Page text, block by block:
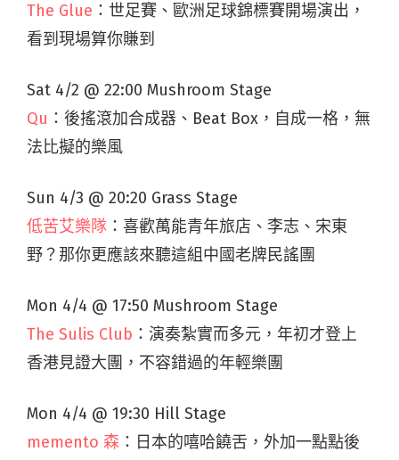
The Glue ：世足賽、歐洲足球錦標賽開場演出，
看到現場算你賺到
Sat 4/2 @ 22:00 Mushroom Stage
Qu ：後搖滾加合成器、Beat Box，自成一格，無
法比擬的樂風
Sun 4/3 @ 20:20 Grass Stage
低苦艾樂隊 ：喜歡萬能青年旅店、李志、宋東
野？那你更應該來聽這組中國老牌民謠團
Mon 4/4 @ 17:50 Mushroom Stage
The Sulis Club ：演奏紮實而多元，年初才登上
香港見證大團，不容錯過的年輕樂團
Mon 4/4 @ 19:30 Hill Stage
memento 森 ：日本的嘻哈饒舌，外加一點點後